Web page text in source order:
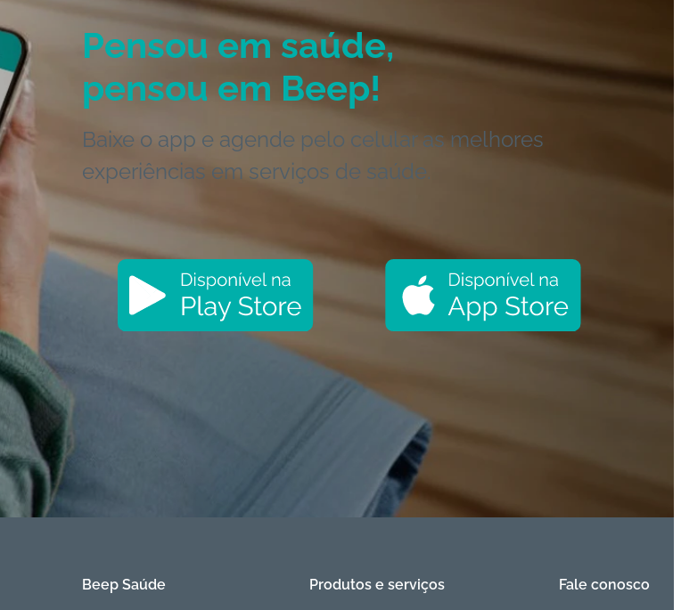
Pensou em saúde,
pensou em Beep!
Baixe o app e agende pelo celular as melhores
experiências em serviços de saúde.
Beep Saúde Produtos e serviços Fale conosco